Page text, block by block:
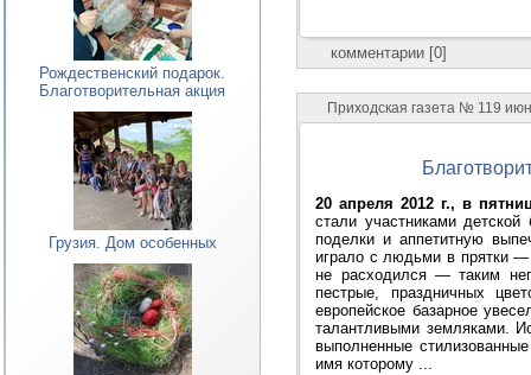
Рождественский подарок.
Благотворительная акция
Грузия. Дом особенных
комментарии [0]
Приходская газета № 119
20 апреля 2012 г., в
стали участниками
поделки и аппетитную
играло с людьми в прятки —
не расходился — таким
пестрые, праздничных
европейское базарное
талантливыми земляками.
выполненные
имя которому ...